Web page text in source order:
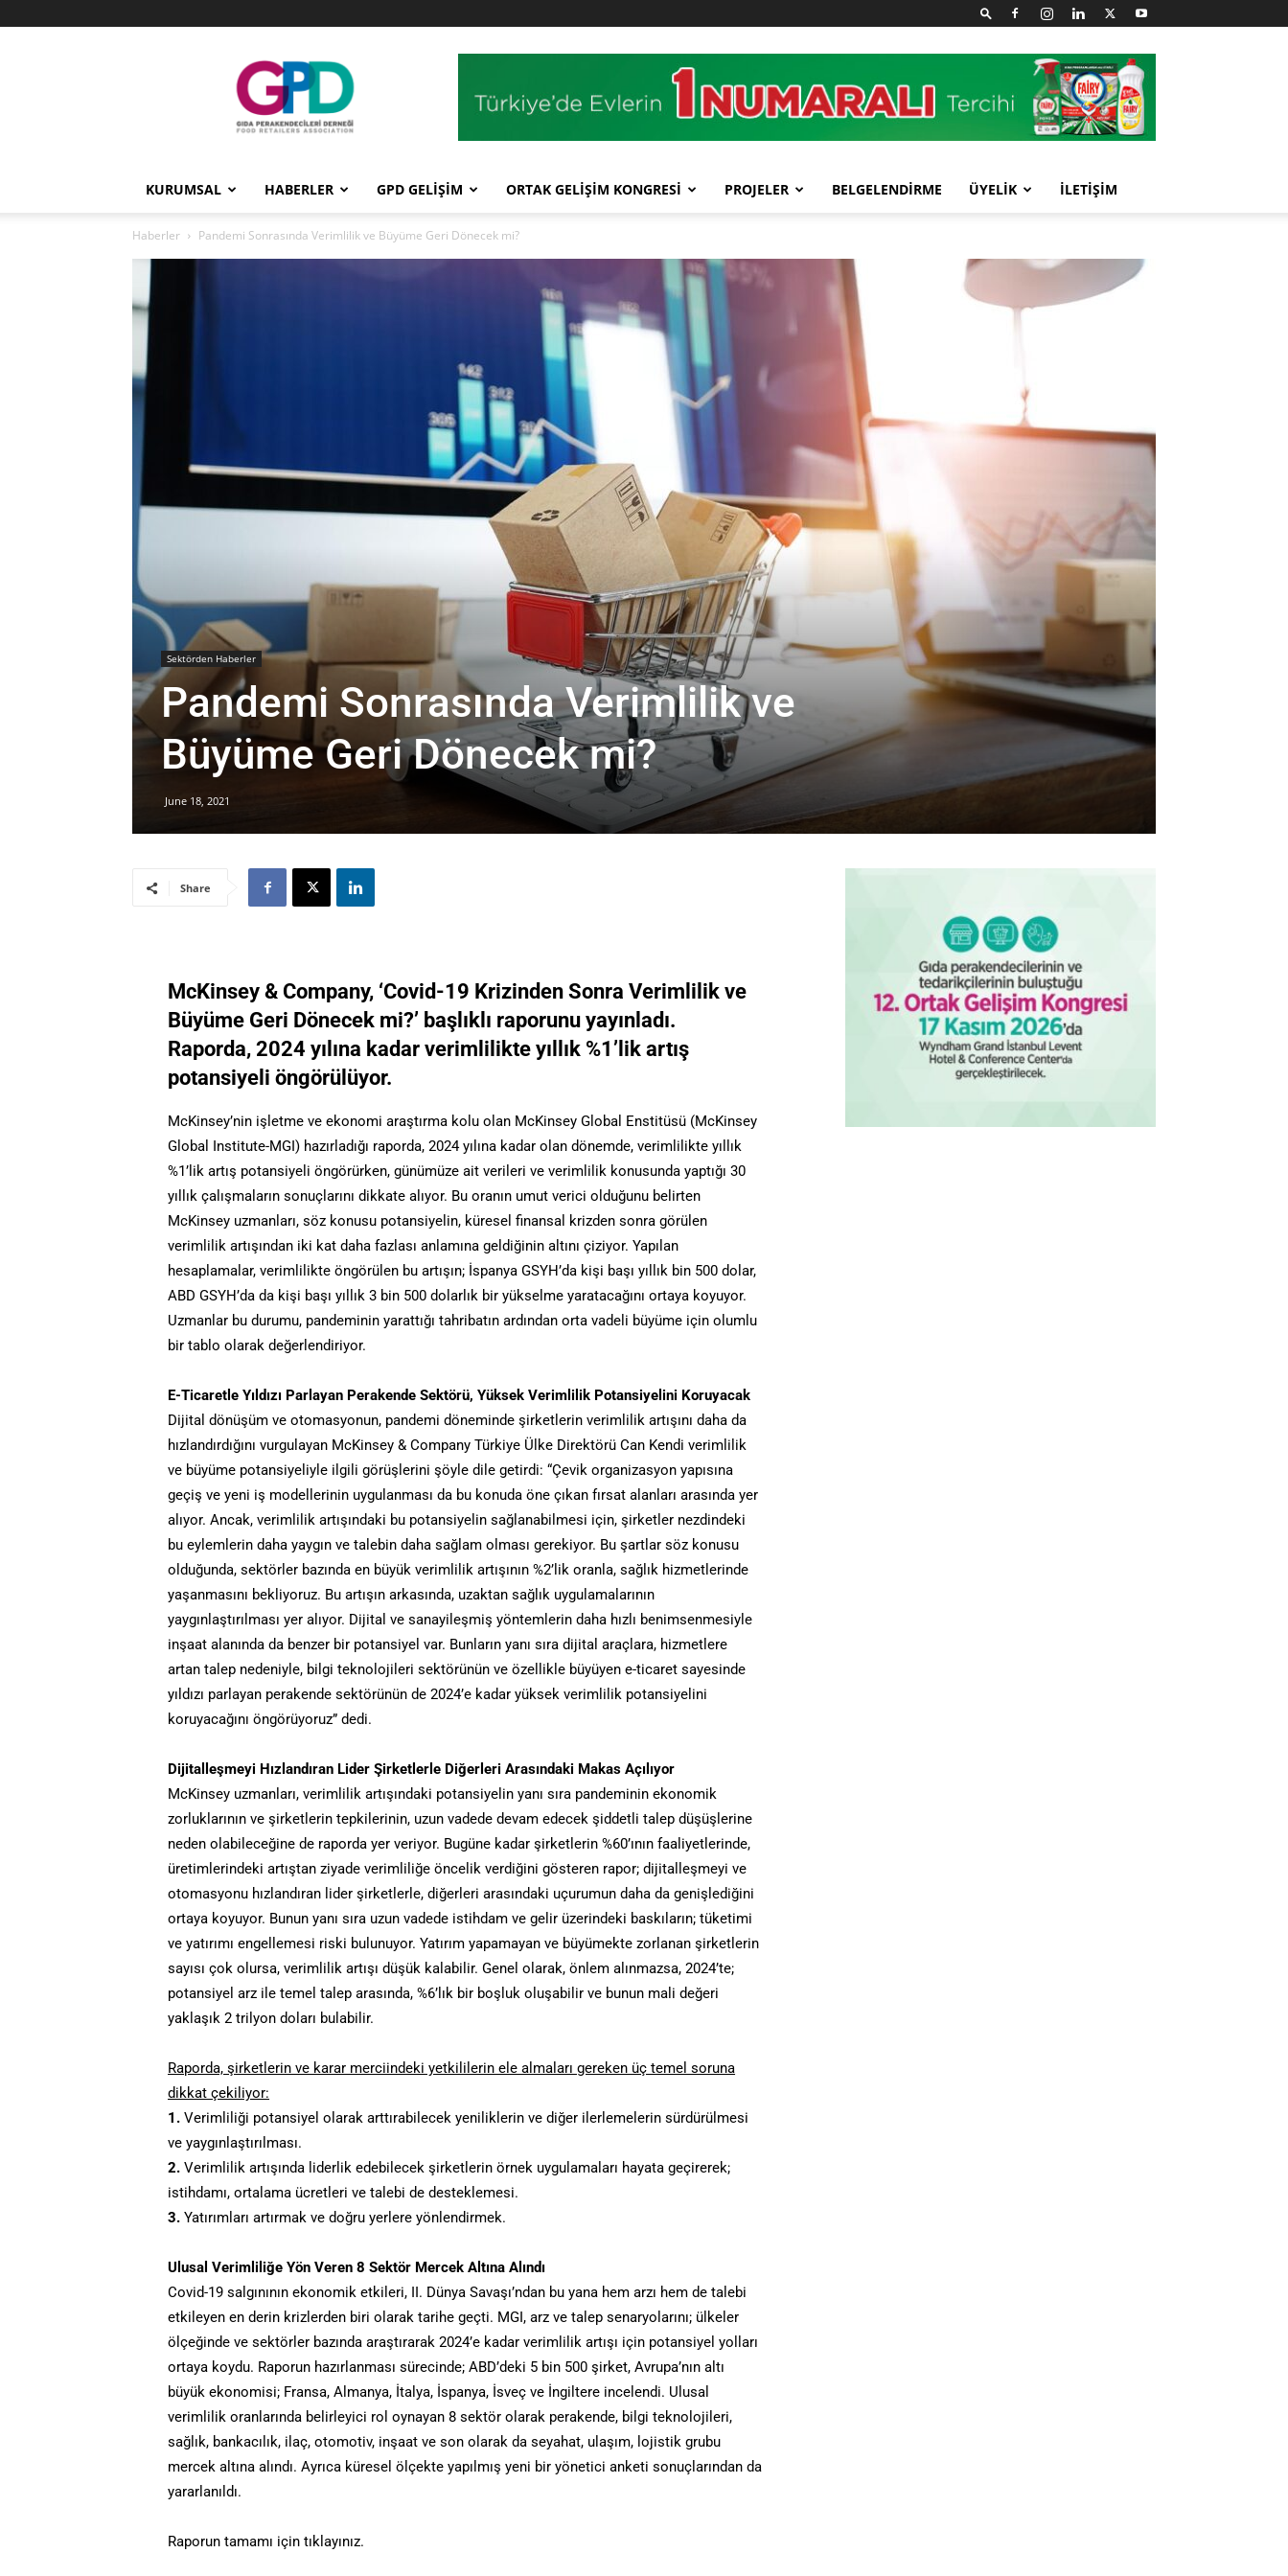
GPD
KURUMSAL HABERLER GPD GELİŞİM ORTAK GELİŞİM KONGRESİ PROJELER BELGELENDİRME ÜYELİK İLETİŞİM
Haberler Pandemi Sonrasında Verimlilik ve Büyüme Geri Dönecek mi?
Sektörden Haberler
Pandemi Sonrasında Verimlilik ve
Büyüme Geri Dönecek mi?
June 18, 2021
Share
McKinsey & Company, ‘Covid-19 Krizinden Sonra Verimlilik ve
Büyüme Geri Dönecek mi?’ başlıklı raporunu yayınladı.
Raporda, 2024 yılına kadar verimlilikte yıllık %1’lik artış
potansiyeli öngörülüyor.
McKinsey’nin işletme ve ekonomi araştırma kolu olan McKinsey Global Enstitüsü (McKinsey
Global Institute-MGI) hazırladığı raporda, 2024 yılına kadar olan dönemde, verimlilikte yıllık
%1’lik artış potansiyeli öngörürken, günümüze ait verileri ve verimlilik konusunda yaptığı 30
yıllık çalışmaların sonuçlarını dikkate alıyor. Bu oranın umut verici olduğunu belirten
McKinsey uzmanları, söz konusu potansiyelin, küresel finansal krizden sonra görülen
verimlilik artışından iki kat daha fazlası anlamına geldiğinin altını çiziyor. Yapılan
hesaplamalar, verimlilikte öngörülen bu artışın; İspanya GSYH’da kişi başı yıllık bin 500 dolar,
ABD GSYH’da da kişi başı yıllık 3 bin 500 dolarlık bir yükselme yaratacağını ortaya koyuyor.
Uzmanlar bu durumu, pandeminin yarattığı tahribatın ardından orta vadeli büyüme için olumlu
bir tablo olarak değerlendiriyor.
E-Ticaretle Yıldızı Parlayan Perakende Sektörü, Yüksek Verimlilik Potansiyelini Koruyacak
Dijital dönüşüm ve otomasyonun, pandemi döneminde şirketlerin verimlilik artışını daha da
hızlandırdığını vurgulayan McKinsey & Company Türkiye Ülke Direktörü Can Kendi verimlilik
ve büyüme potansiyeliyle ilgili görüşlerini şöyle dile getirdi: “Çevik organizasyon yapısına
geçiş ve yeni iş modellerinin uygulanması da bu konuda öne çıkan fırsat alanları arasında yer
alıyor. Ancak, verimlilik artışındaki bu potansiyelin sağlanabilmesi için, şirketler nezdindeki
bu eylemlerin daha yaygın ve talebin daha sağlam olması gerekiyor. Bu şartlar söz konusu
olduğunda, sektörler bazında en büyük verimlilik artışının %2’lik oranla, sağlık hizmetlerinde
yaşanmasını bekliyoruz. Bu artışın arkasında, uzaktan sağlık uygulamalarının
yaygınlaştırılması yer alıyor. Dijital ve sanayileşmiş yöntemlerin daha hızlı benimsenmesiyle
inşaat alanında da benzer bir potansiyel var. Bunların yanı sıra dijital araçlara, hizmetlere
artan talep nedeniyle, bilgi teknolojileri sektörünün ve özellikle büyüyen e-ticaret sayesinde
yıldızı parlayan perakende sektörünün de 2024’e kadar yüksek verimlilik potansiyelini
koruyacağını öngörüyoruz” dedi.
Dijitalleşmeyi Hızlandıran Lider Şirketlerle Diğerleri Arasındaki Makas Açılıyor
McKinsey uzmanları, verimlilik artışındaki potansiyelin yanı sıra pandeminin ekonomik
zorluklarının ve şirketlerin tepkilerinin, uzun vadede devam edecek şiddetli talep düşüşlerine
neden olabileceğine de raporda yer veriyor. Bugüne kadar şirketlerin %60’ının faaliyetlerinde,
üretimlerindeki artıştan ziyade verimliliğe öncelik verdiğini gösteren rapor; dijitalleşmeyi ve
otomasyonu hızlandıran lider şirketlerle, diğerleri arasındaki uçurumun daha da genişlediğini
ortaya koyuyor. Bunun yanı sıra uzun vadede istihdam ve gelir üzerindeki baskıların; tüketimi
ve yatırımı engellemesi riski bulunuyor. Yatırım yapamayan ve büyümekte zorlanan şirketlerin
sayısı çok olursa, verimlilik artışı düşük kalabilir. Genel olarak, önlem alınmazsa, 2024’te;
potansiyel arz ile temel talep arasında, %6’lık bir boşluk oluşabilir ve bunun mali değeri
yaklaşık 2 trilyon doları bulabilir.
Raporda, şirketlerin ve karar merciindeki yetkililerin ele almaları gereken üç temel soruna
dikkat çekiliyor:
1. Verimliliği potansiyel olarak arttırabilecek yeniliklerin ve diğer ilerlemelerin sürdürülmesi
ve yaygınlaştırılması.
2. Verimlilik artışında liderlik edebilecek şirketlerin örnek uygulamaları hayata geçirerek;
istihdamı, ortalama ücretleri ve talebi de desteklemesi.
3. Yatırımları artırmak ve doğru yerlere yönlendirmek.
Ulusal Verimliliğe Yön Veren 8 Sektör Mercek Altına Alındı
Covid-19 salgınının ekonomik etkileri, II. Dünya Savaşı’ndan bu yana hem arzı hem de talebi
etkileyen en derin krizlerden biri olarak tarihe geçti. MGI, arz ve talep senaryolarını; ülkeler
ölçeğinde ve sektörler bazında araştırarak 2024’e kadar verimlilik artışı için potansiyel yolları
ortaya koydu. Raporun hazırlanması sürecinde; ABD’deki 5 bin 500 şirket, Avrupa’nın altı
büyük ekonomisi; Fransa, Almanya, İtalya, İspanya, İsveç ve İngiltere incelendi. Ulusal
verimlilik oranlarında belirleyici rol oynayan 8 sektör olarak perakende, bilgi teknolojileri,
sağlık, bankacılık, ilaç, otomotiv, inşaat ve son olarak da seyahat, ulaşım, lojistik grubu
mercek altına alındı. Ayrıca küresel ölçekte yapılmış yeni bir yönetici anketi sonuçlarından da
yararlanıldı.
Raporun tamamı için tıklayınız.